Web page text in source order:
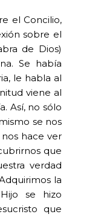
el Concilio,
sobre el
de Dios)
Se había
le habla al
viene al
Así, no sólo
se nos
hace ver
que
verdad
la
se hizo
que